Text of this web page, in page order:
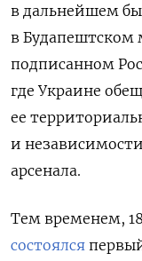
в дальнейшем
в Будапештском
подписанном
где Украине
ее
и
арсенала.
Тем временем,
состоялся